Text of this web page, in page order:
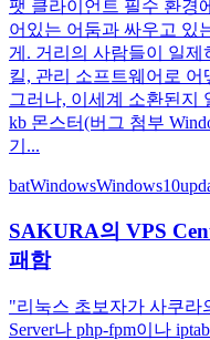
팻 클라이언트 필수 환경
어있는 어둠과 싸우고 있
게. 거리의 사람들이 일
킬, 관리 소프트웨어로
그러나, 이세계 소환된지
kb 몬스터(버그 첨부
기...
batWindowsWindows10
SAKURA의 VPS
패함
"리눅스 초보자가 사쿠라
Server나 php-fpm이나